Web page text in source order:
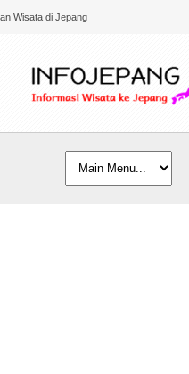
Wisata di Jepang